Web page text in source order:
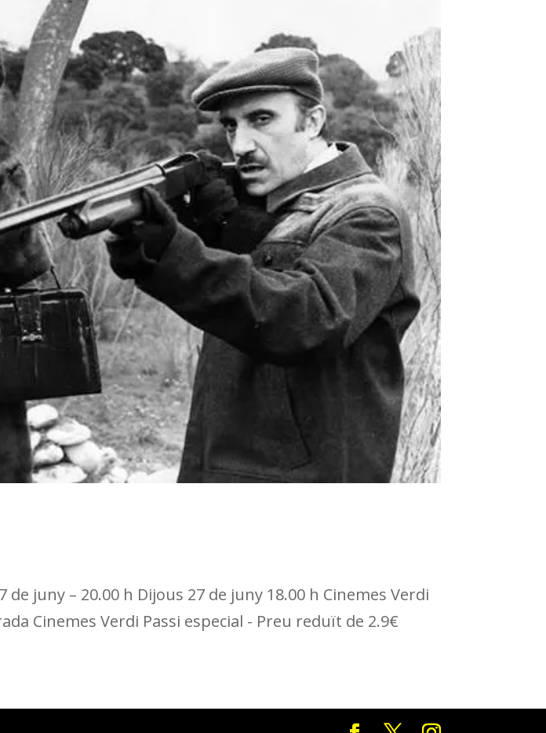
juny – 20.00 h Dijous 27 de juny 18.00 h Cinemes Verdi
Cinemes Verdi Passi especial - Preu reduït de 2.9€